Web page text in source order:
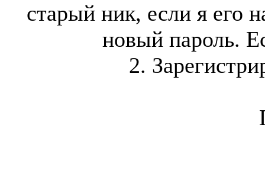
старый ник, если я его
новый пароль.
2.